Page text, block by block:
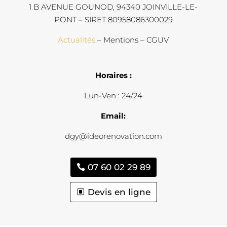
1 B AVENUE GOUNOD, 94340 JOINVILLE-LE-
PONT – SIRET 80958086300029
Actualités – Mentions – CGUV
Horaires :
Lun-Ven : 24/24
Email:
dgy@ideorenovation.com
07 60 02 29 89
Devis en ligne